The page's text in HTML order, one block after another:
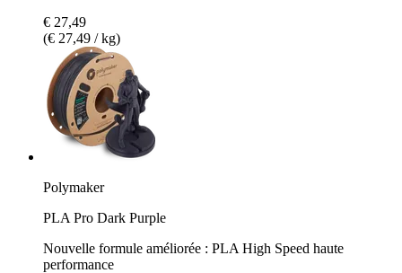
€ 27,49
(€ 27,49 / kg)
Polymaker
PLA Pro Dark Purple
Nouvelle formule améliorée : PLA High Speed haute
performance